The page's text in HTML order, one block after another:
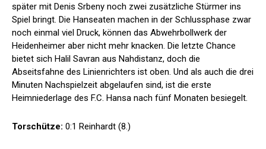
später mit Denis Srbeny noch zwei zusätzliche Stürmer ins
Spiel bringt. Die Hanseaten machen in der Schlussphase zwar
noch einmal viel Druck, können das Abwehrbollwerk der
Heidenheimer aber nicht mehr knacken. Die letzte Chance
bietet sich Halil Savran aus Nahdistanz, doch die
Abseitsfahne des Linienrichters ist oben. Und als auch die drei
Minuten Nachspielzeit abgelaufen sind, ist die erste
Heimniederlage des F.C. Hansa nach fünf Monaten besiegelt.
Torschütze: 0:1 Reinhardt (8.)